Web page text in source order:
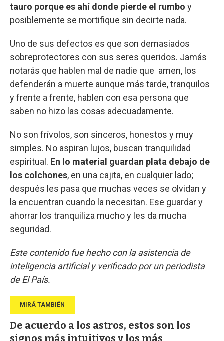
tauro porque es ahí donde pierde el rumbo y
posiblemente se mortifique sin decirte nada.
Uno de sus defectos es que son demasiados
sobreprotectores con sus seres queridos. Jamás
notarás que hablen mal de nadie que amen, los
defenderán a muerte aunque más tarde, tranquilos
y frente a frente, hablen con esa persona que
saben no hizo las cosas adecuadamente.
No son frívolos, son sinceros, honestos y muy
simples. No aspiran lujos, buscan tranquilidad
espiritual. En lo material guardan plata debajo de
los colchones, en una cajita, en cualquier lado;
después les pasa que muchas veces se olvidan y
la encuentran cuando la necesitan. Ese guardar y
ahorrar los tranquiliza mucho y les da mucha
seguridad.
Este contenido fue hecho con la asistencia de
inteligencia artificial y verificado por un periodista
de El País.
De acuerdo a los astros, estos son los